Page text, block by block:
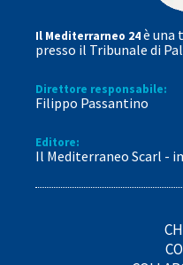
Il Mediterrarneo 24è una
presso il Tribunale di
Direttore responsabile:
Filippo Passantino
Editore:
Il Mediterraneo Scarl -